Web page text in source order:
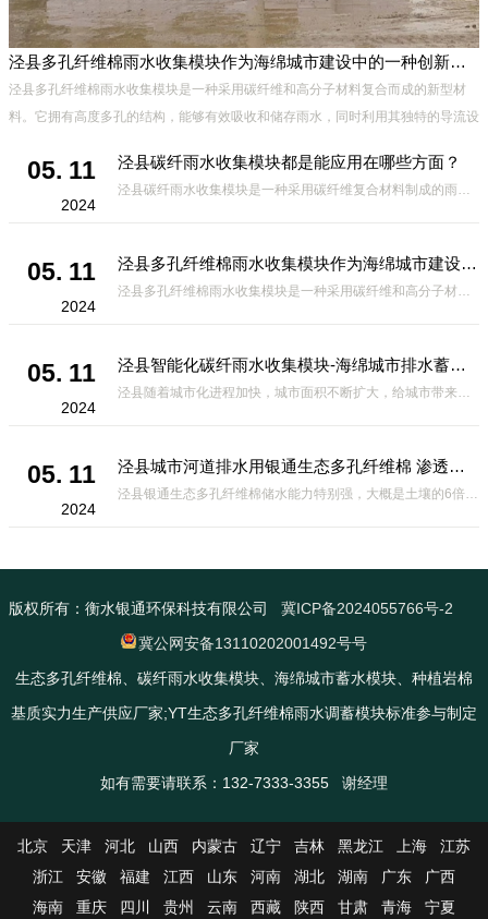
泾县多孔纤维棉雨水收集模块作为海绵城市建设中的一种创新材料
泾县多孔纤维棉雨水收集模块是一种采用碳纤维和高分子材料复合而成的新型材
料。它拥有高度多孔的结构，能够有效吸收和储存雨水，同时利用其独特的导流设
05. 11
2024
泾县碳纤雨水收集模块都是能应用在哪些方面？
泾县碳纤雨水收集模块是一种采用碳纤维复合材料制成的雨水收集装置，具有*、环保、可持续等诸多优点。这种模块的设计独特，结构轻巧且强度高，耐腐蚀，能够在各种环境条件下稳定运行。其广泛的应用领域不仅体现在城市规
05. 11
2024
泾县多孔纤维棉雨水收集模块作为海绵城市建设中的一种创新材料
泾县多孔纤维棉雨水收集模块是一种采用碳纤维和高分子材料复合而成的新型材料。它拥有高度多孔的结构，能够有效吸收和储存雨水，同时利用其独特的导流设计，将雨水迅速排出，有效防止城市内涝的发生。此外，该材料还具有
05. 11
2024
泾县智能化碳纤雨水收集模块-海绵城市排水蓄水系统的优选项
泾县随着城市化进程加快，城市面积不断扩大，给城市带来的问题也随之增加。其中之一就是水资源的短缺。雨水收集是一种解决城市水资源短缺的有效途径。在雨水收集技术中，智能化碳纤雨水收集模块的出现，为解决城市水资源
05. 11
2024
泾县城市河道排水用银通生态多孔纤维棉 渗透性好重量轻
泾县银通生态多孔纤维棉储水能力特别强，大概是土壤的6倍，所以在下暴雨或者是严重的雨雪天气时，能将降水量很好的吸收掉，到了天气晴朗之后又会将这些水分蒸发到空气中。这种材料在绿化环保上能起到很大的作用，能够大
版权所有：衡水银通环保科技有限公司
冀ICP备2024055766号-2
冀公网安备13110202001492号号
生态多孔纤维棉、碳纤雨水收集模块、海绵城市蓄水模块、种植岩棉
基质实力生产供应厂家;YT生态多孔纤维棉雨水调蓄模块标准参与制定
厂家
如有需要请联系：132-7333-3355 谢经理
北京 天津 河北 山西 内蒙古 辽宁 吉林 黑龙江 上海
江苏
浙江
安徽 福建 江西 山东 河南 湖北 湖南 广东
广西
海南
重庆 四川 贵州 云南 西藏 陕西 甘肃 青海 宁夏